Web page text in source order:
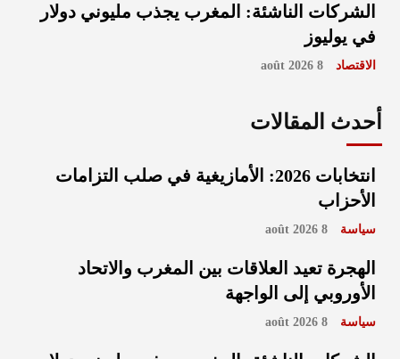
الشركات الناشئة: المغرب يجذب مليوني دولار
في يوليوز
الاقتصاد 8 août 2026
أحدث المقالات
انتخابات 2026: الأمازيغية في صلب التزامات
الأحزاب
سياسة 8 août 2026
الهجرة تعيد العلاقات بين المغرب والاتحاد
الأوروبي إلى الواجهة
سياسة 8 août 2026